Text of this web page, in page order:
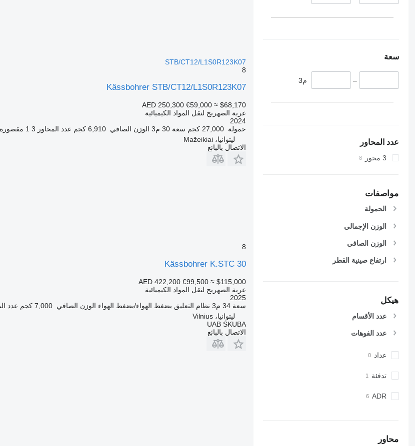
سعة
– م3
عدد المحاور
3 محور
مواصفات
الحمولة
الوزن الإجمالي
الوزن الصافي
ارتفاع صينية القطر
هيكل
عدد الأقسام
عدد الفوهات
عداد
تدفئة
ADR
محاور
STB/CT12/L1S0R123K07
8
Kässbohrer STB/CT12/L1S0R123K07
AED 250,300 €59,000 ≈ $68,170
عربة الصهريج لنقل المواد الكيميائية
2024
حمولة 27,000 كجم سعة 30 م3 الوزن الصافي 6,910 كجم عدد المحاور 3 1 مقصورة
ليتوانيا، Mažeikiai
الاتصال بالبائع
8
Kässbohrer K.STC 30
AED 422,200 €99,500 ≈ $115,000
عربة الصهريج لنقل المواد الكيميائية
2025
سعة 34 م3 نظام التعليق بضغط الهواء/بضغط الهواء الوزن الصافي 7,000 كجم عدد
ليتوانيا، Vilnius
UAB SKUBA
الاتصال بالبائع